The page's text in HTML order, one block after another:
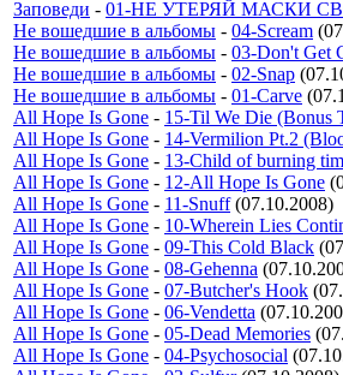
Заповеди - 01-НЕ УТЕРЯЙ МАСКИ
Не вошедшие в альбомы - 04-Scream
Не вошедшие в альбомы - 03-Don't Get
Не вошедшие в альбомы - 02-Snap
Не вошедшие в альбомы - 01-Carve
All Hope Is Gone - 15-Til We Die (Bonus
All Hope Is Gone - 14-Vermilion Pt.2
All Hope Is Gone - 13-Child of burning
All Hope Is Gone - 12-All Hope Is Gone
All Hope Is Gone - 11-Snuff(07.10.2008)
All Hope Is Gone - 10-Wherein Lies
All Hope Is Gone - 09-This Cold Black
All Hope Is Gone - 08-Gehenna
All Hope Is Gone - 07-Butcher's Hook
All Hope Is Gone - 06-Vendetta
All Hope Is Gone - 05-Dead Memories
All Hope Is Gone - 04-Psychosocial